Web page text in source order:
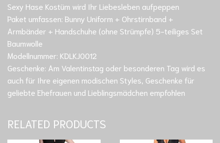
Sexy Hase Kostüm wird Ihr Liebesleben aufpeppen
Paket umfassen: Bunny Uniform + Ohrstirnband +
Armbänder + Handschuhe (ohne Strümpfe) 5-teiliges Set
Baumwolle
Modellnummer: KDLKJ0012
Geschenke: Am Valentinstag oder besonderen Tag wird es
auch für Ihre eigenen modischen Styles, Geschenke für
geliebte Ehefrauen und Lieblingsmädchen empfohlen
RELATED PRODUCTS